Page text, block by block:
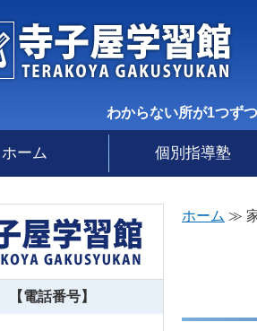
わからない所が1つず
ホーム 個別指導塾
ホーム ≫
【電話番号】